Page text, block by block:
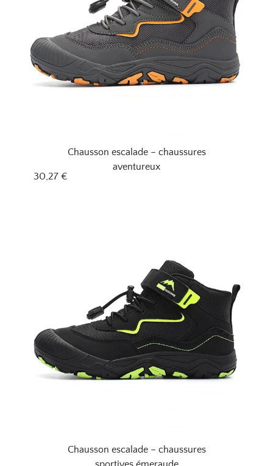
Chausson escalade – chaussures
aventureux
30,27 €
Chausson escalade – chaussures